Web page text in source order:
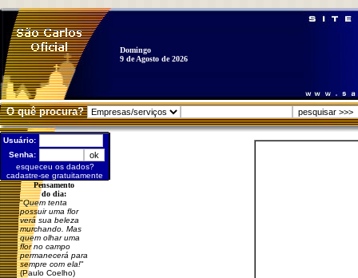
Domingo
9 de Agosto de 2026
O quê procura?
Usuário:
Senha:
esqueceu os dados?
cadastre-se gratuitamente
Pensamento
do dia:
"Quem tenta
possuir uma flor
verá sua beleza
murchando. Mas
quem olhar uma
flor no campo
permanecerá para
sempre com ela!"
(Paulo Coelho)